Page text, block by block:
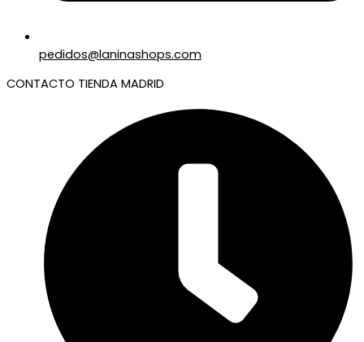
pedidos@laninashops.com
CONTACTO TIENDA MADRID